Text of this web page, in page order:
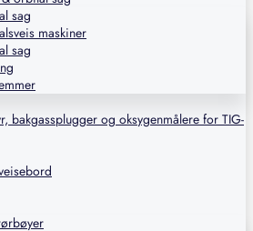
sag
maskiner
sag
bakgassplugger og oksygenmålere for TIG-